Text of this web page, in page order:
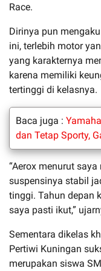
Race.
Dirinya pun
ini, terlebih motor
yang karakternya
karena memiliki
tertinggi di kelasnya.
Baca juga :
dan Tetap Sporty,
“Aerox menurut
suspensinya stabil
tinggi. Tahun depan
saya pasti ikut,”
Sementara dikelas
Pertiwi Kuningan
merupakan siswa